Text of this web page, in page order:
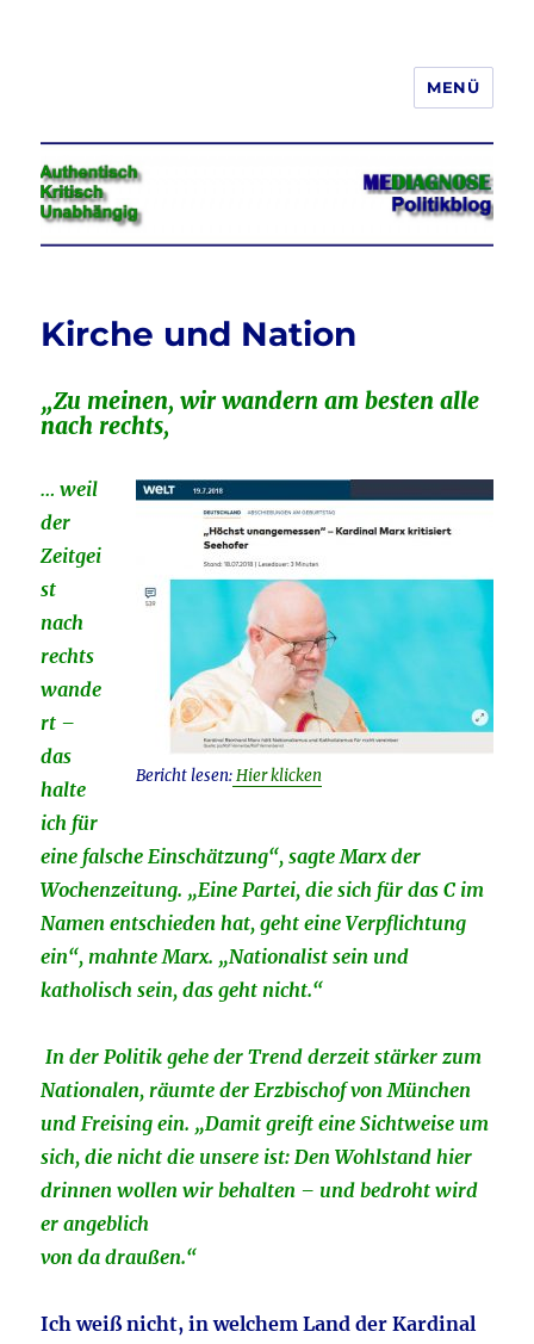
Jeder hat das Recht, seine
Meinung in Wort, Schrift und Bild
frei zu äußern und zu verbreiten
MENÜ
Kirche und Nation
„Zu meinen, wir wandern am besten alle
nach rechts,
Bericht lesen:Hier klicken
… weil
der
Zeitgei
st
nach
rechts
wande
rt –
das
halte
ich für
eine falsche Einschätzung“, sagte Marx der
Wochenzeitung. „Eine Partei, die sich für das C im
Namen entschieden hat, geht eine Verpflichtung
ein“, mahnte Marx. „Nationalist sein und
katholisch sein, das geht nicht.“
In der Politik gehe der Trend derzeit stärker zum
Nationalen, räumte der Erzbischof von München
und Freising ein. „Damit greift eine Sichtweise um
sich, die nicht die unsere ist: Den Wohlstand hier
drinnen wollen wir behalten – und bedroht wird
er angeblich
von da draußen.“
Ich weiß nicht, in welchem Land der Kardinal